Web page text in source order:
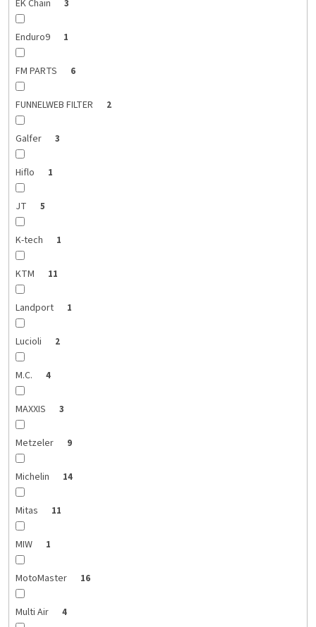
EK Chain 3
Enduro9 1
FM PARTS 6
FUNNELWEB FILTER 2
Galfer 3
Hiflo 1
JT 5
K-tech 1
KTM 11
Landport 1
Lucioli 2
M.C. 4
MAXXIS 3
Metzeler 9
Michelin 14
Mitas 11
MIW 1
MotoMaster 16
Multi Air 4